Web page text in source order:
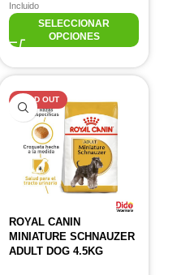
Incluido
SELECCIONAR
OPCIONES
SOLD OUT
ROYAL CANIN
MINIATURE SCHNAUZER
ADULT DOG 4.5KG